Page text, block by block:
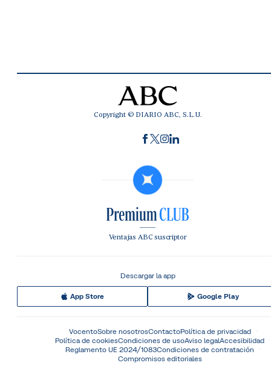
Copyright © DIARIO ABC, S.L.U.
Ventajas ABC suscriptor
Descargar la app
App Store Google Play
VocentoSobre nosotrosContactoPolítica de privacidad
Política de cookiesCondiciones de usoAviso legalAccesibilidad
Reglamento UE 2024/1083Condiciones de contratación
Compromisos editoriales